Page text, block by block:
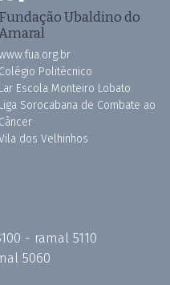
Fundação Ubaldino do
Amaral
Colégio Politécnico
Lar Escola Monteiro Lobato
Liga Sorocabana de Combate ao
Câncer
dos Velhinhos
- ramal 5110
5060